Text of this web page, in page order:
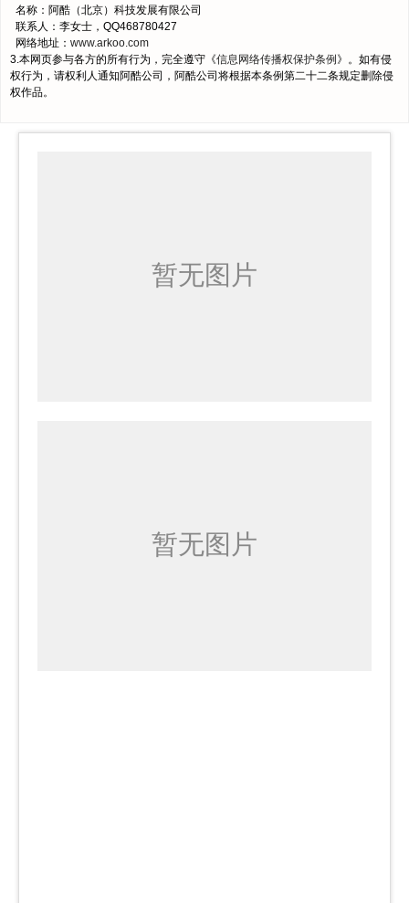
名称：阿酷（北京）科技发展有限公司
联系人：李女士，QQ468780427
网络地址： www.arkoo.com
3.本网页参与各方的所有行为，完全遵守《信息网络传播权保护条例》。如有侵
权行为，请权利人通知阿酷公司，阿酷公司将根据本条例第二十二条规定删除侵
权作品。